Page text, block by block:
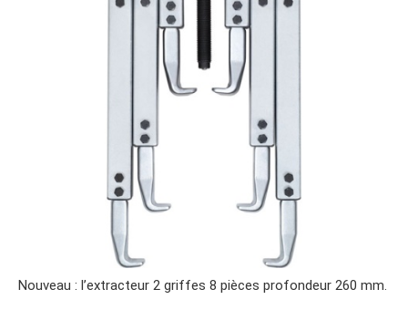
Nouveau : l’extracteur 2 griffes 8 pièces profondeur 260 mm.